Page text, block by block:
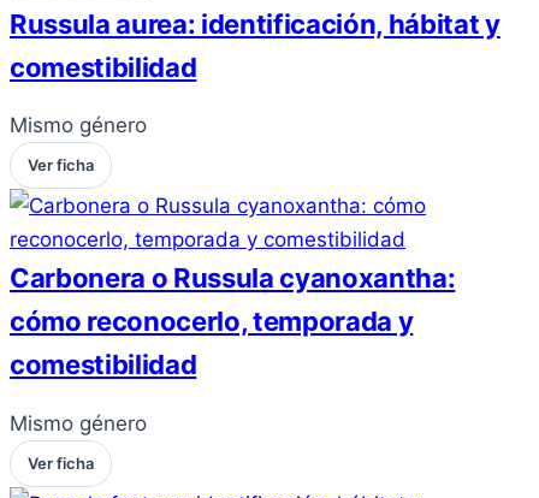
Russula aurea: identificación, hábitat y
comestibilidad
Mismo género
Ver ficha
Carbonera o Russula cyanoxantha:
cómo reconocerlo, temporada y
comestibilidad
Mismo género
Ver ficha